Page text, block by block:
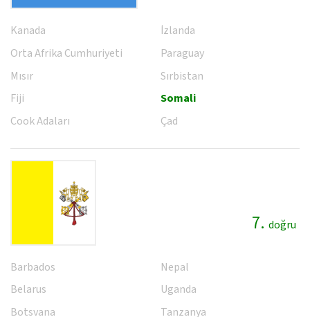
Kanada
Orta Afrika Cumhuriyeti
Mısır
Fiji
Cook Adaları
İzlanda
Paraguay
Sırbistan
Somali
Çad
7. doğru
Barbados
Belarus
Botsvana
Nepal
Uganda
Tanzanya